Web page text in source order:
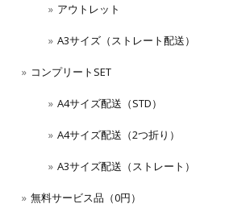
アウトレット
A3サイズ（ストレート配送）
コンプリートSET
A4サイズ配送（STD）
A4サイズ配送（2つ折り）
A3サイズ配送（ストレート）
無料サービス品（0円）